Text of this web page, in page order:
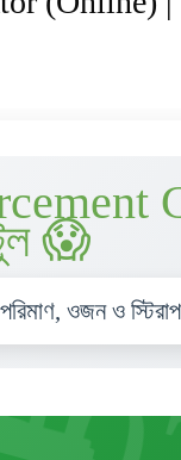
😱
ওজন ও